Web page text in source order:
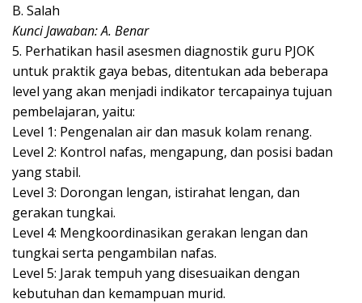
B. Salah
Kunci Jawaban: A. Benar
5. Perhatikan hasil asesmen diagnostik guru PJOK
untuk praktik gaya bebas, ditentukan ada beberapa
level yang akan menjadi indikator tercapainya tujuan
pembelajaran, yaitu:
Level 1: Pengenalan air dan masuk kolam renang.
Level 2: Kontrol nafas, mengapung, dan posisi badan
yang stabil.
Level 3: Dorongan lengan, istirahat lengan, dan
gerakan tungkai.
Level 4: Mengkoordinasikan gerakan lengan dan
tungkai serta pengambilan nafas.
Level 5: Jarak tempuh yang disesuaikan dengan
kebutuhan dan kemampuan murid.